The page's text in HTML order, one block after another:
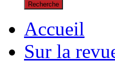
Recherche
Accueil
Sur la